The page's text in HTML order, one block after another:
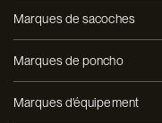
Marques de sacoches
Marques de poncho
Marques d'équipement